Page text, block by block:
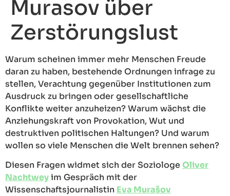
Murasov über
Zerstörungslust
Warum scheinen immer mehr Menschen Freude
daran zu haben, bestehende Ordnungen infrage zu
stellen, Verachtung gegenüber Institutionen zum
Ausdruck zu bringen oder gesellschaftliche
Konflikte weiter anzuheizen? Warum wächst die
Anziehungskraft von Provokation, Wut und
destruktiven politischen Haltungen? Und warum
wollen so viele Menschen die Welt brennen sehen?
Diesen Fragen widmet sich der SoziologeOliver
Nachtweyim Gespräch mit der
Wissenschaftsjournalistin Eva Murašov